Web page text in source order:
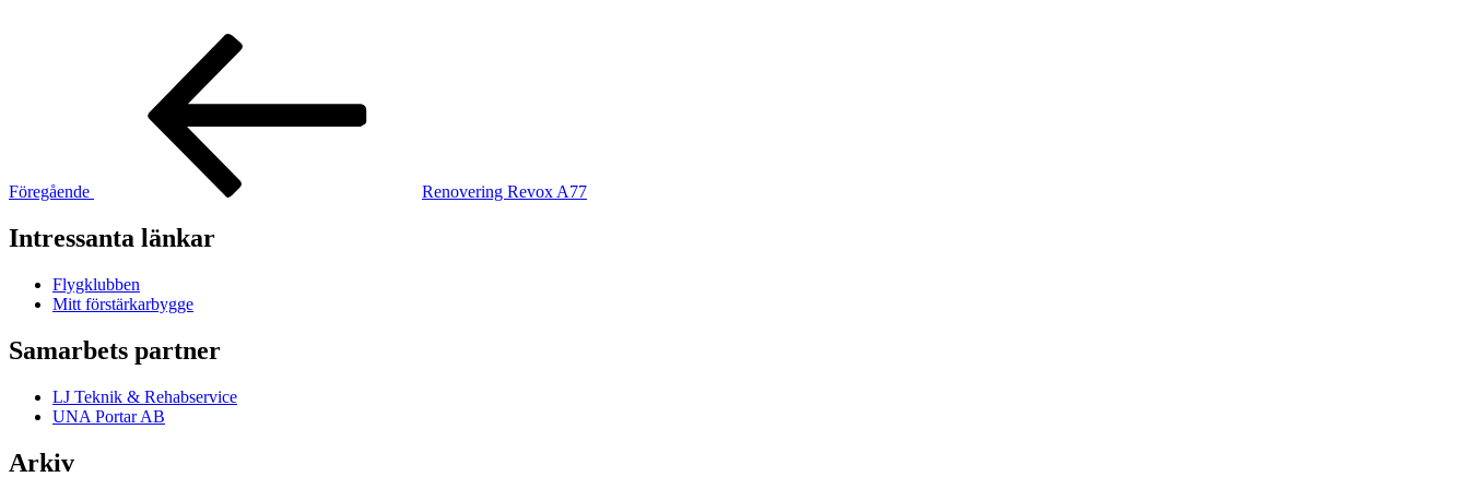
Inläggsnavigering
Föregående Renovering Revox A77
Intressanta länkar
Flygklubben
Mitt förstärkarbygge
Samarbets partner
LJ Teknik & Rehabservice
UNA Portar AB
Arkiv